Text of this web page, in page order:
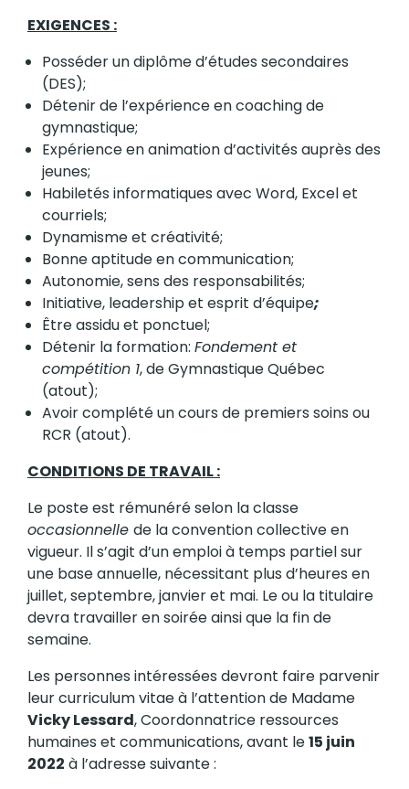
EXIGENCES :
Posséder un diplôme d’études secondaires
(DES);
Détenir de l’expérience en coaching de
gymnastique;
Expérience en animation d’activités auprès des
jeunes;
Habiletés informatiques avec Word, Excel et
courriels;
Dynamisme et créativité;
Bonne aptitude en communication;
Autonomie, sens des responsabilités;
Initiative, leadership et esprit d’équipe;
Être assidu et ponctuel;
Détenir la formation: Fondement et
compétition 1, de Gymnastique Québec
(atout);
Avoir complété un cours de premiers soins ou
RCR (atout).
CONDITIONS DE TRAVAIL :
Le poste est rémunéré selon la classe
occasionnelle de la convention collective en
vigueur. Il s’agit d’un emploi à temps partiel sur
une base annuelle, nécessitant plus d’heures en
juillet, septembre, janvier et mai. Le ou la titulaire
devra travailler en soirée ainsi que la fin de
semaine.
Les personnes intéressées devront faire parvenir
leur curriculum vitae à l’attention de Madame
Vicky Lessard, Coordonnatrice ressources
humaines et communications, avant le15 juin
2022 à l’adresse suivante :